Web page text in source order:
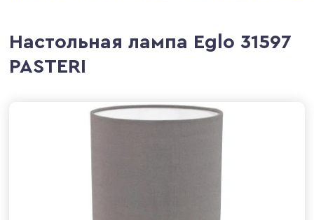
Настольная лампа Eglo 31597
PASTERI